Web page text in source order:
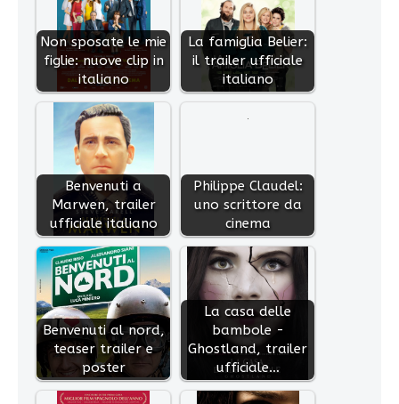
Non sposate le mie
figlie: nuove clip in
italiano
La famiglia Belier:
il trailer ufficiale
italiano
Benvenuti a
Marwen, trailer
ufficiale italiano
Philippe Claudel:
uno scrittore da
cinema
Benvenuti al nord,
teaser trailer e
poster
La casa delle
bambole -
Ghostland, trailer
ufficiale…